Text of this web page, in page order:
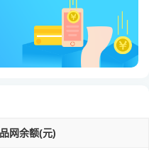
网余额(元)